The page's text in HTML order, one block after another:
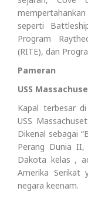
seperti
Program
(RITE), dan
Pameran
USS
Kapal terbesar
USS
Dikenal sebagai
Perang Dunia II,
Dakota kelas ,
Amerika Serikat
negara keenam.